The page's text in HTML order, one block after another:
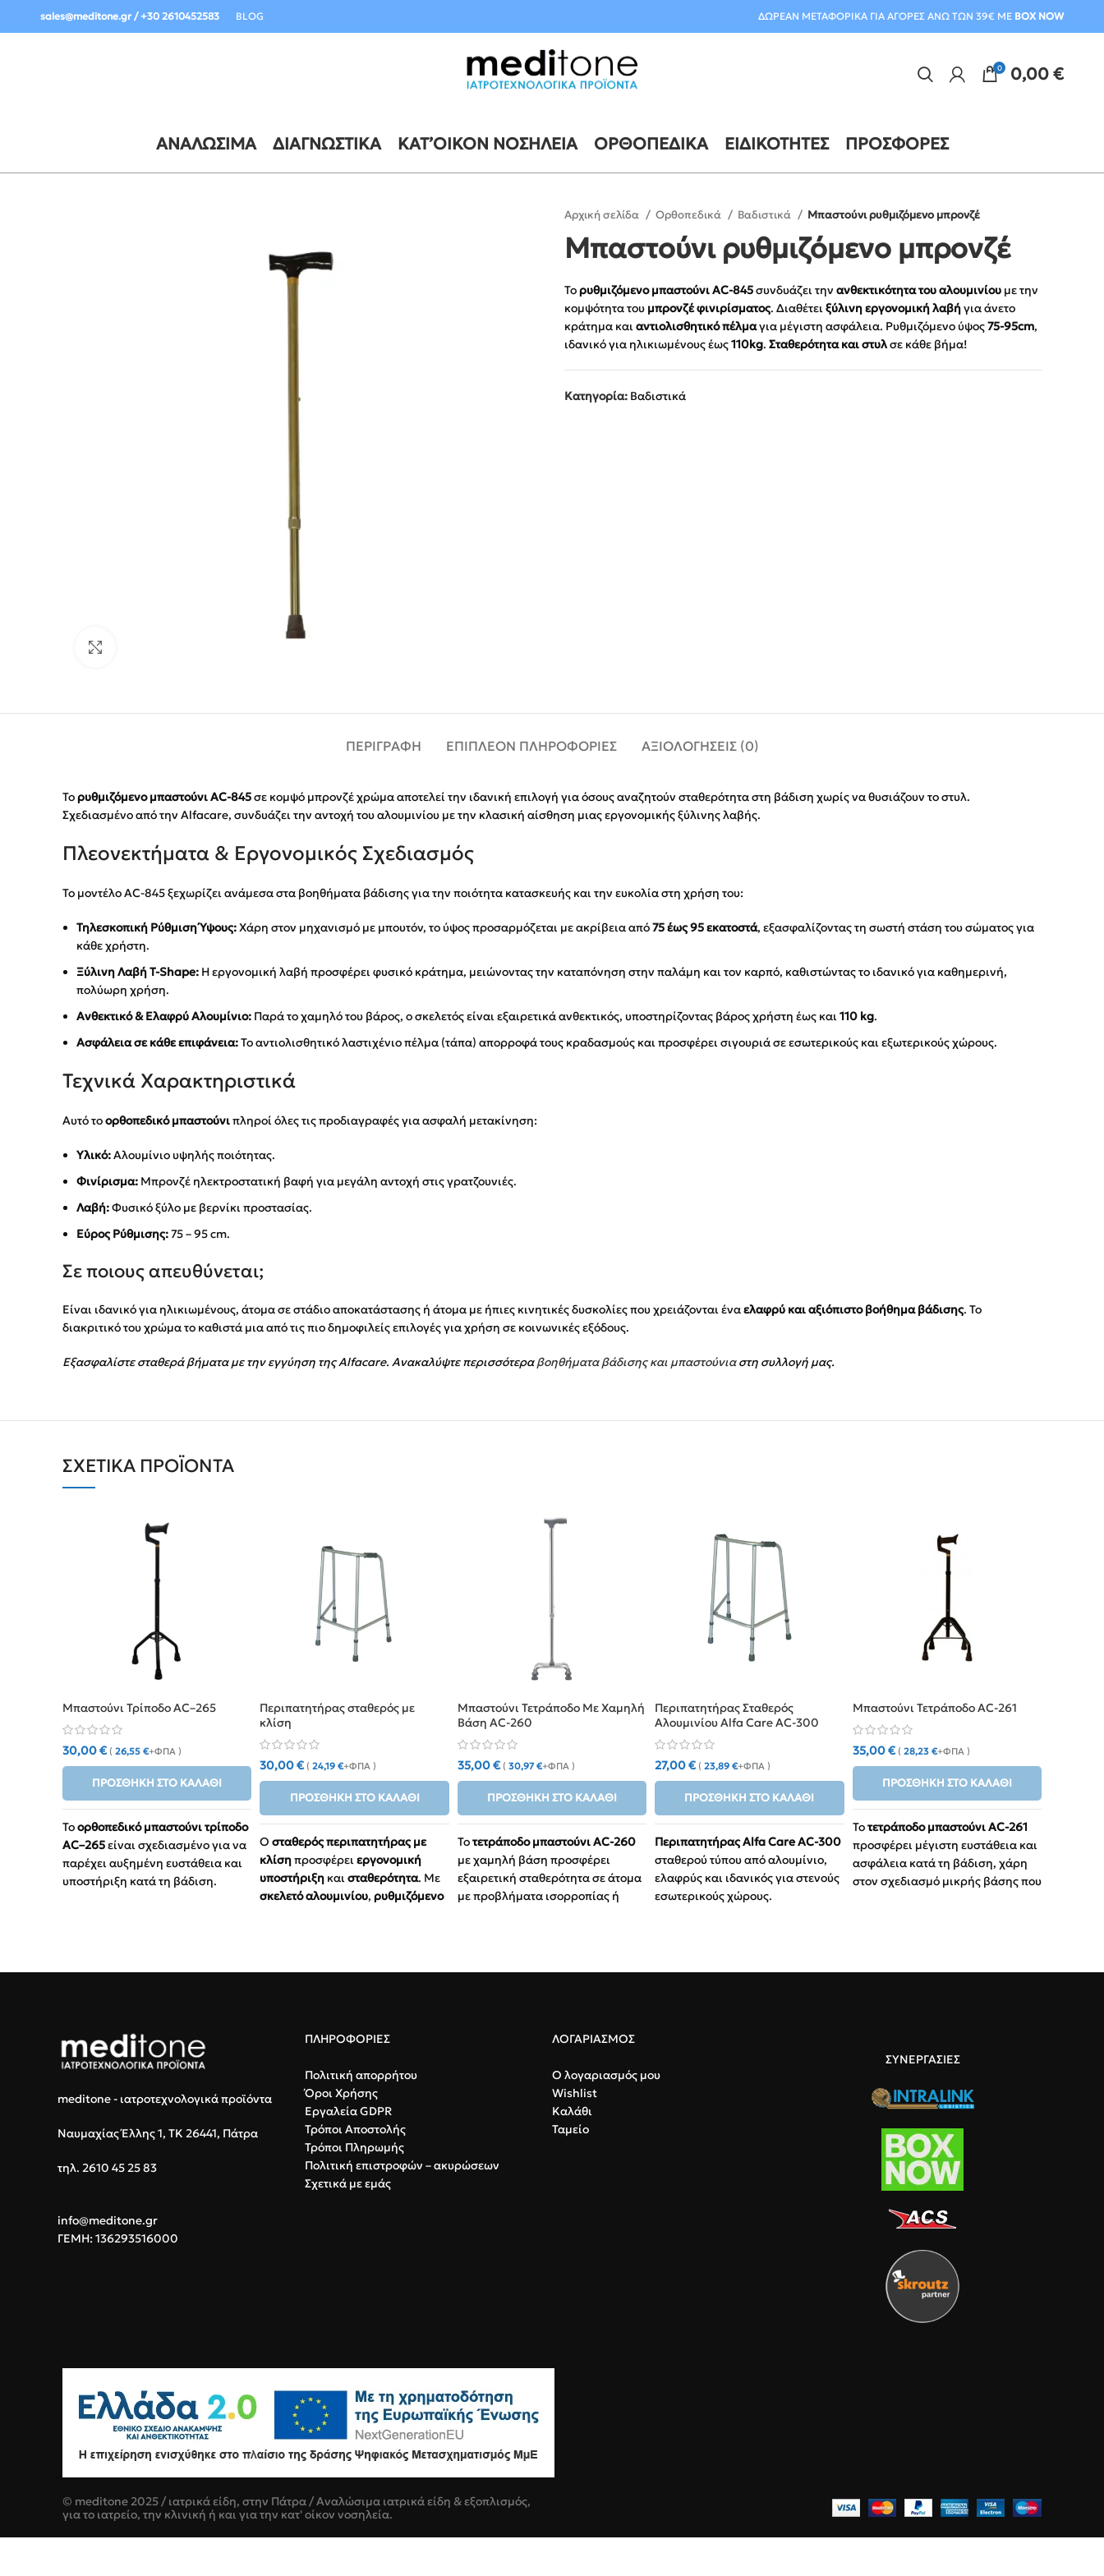
sales@meditone.gr / +30 2610452583 BLOG ΔΩΡΕΑΝ ΜΕΤΑΦΟΡΙΚΑ ΓΙΑ ΑΓΟΡΕΣ ΑΝΩ ΤΩΝ 39€ ΜΕ BOX NOW
0 0,00€
ΑΝΑΛΏΣΙΜΑ ΔΙΑΓΝΩΣΤΙΚΆ ΚΑΤ’ΟΊΚΟΝ ΝΟΣΗΛΕΊΑ ΟΡΘΟΠΕΔΙΚΆ ΕΙΔΙΚΌΤΗΤΕΣ ΠΡΟΣΦΟΡΈΣ
Αρχική σελίδα Ορθοπεδικά Βαδιστικά Μπαστούνι ρυθμιζόμενο μπρονζέ
Μπαστούνι ρυθμιζόμενο μπρονζέ
Τορυθμιζόμενο μπαστούνι AC-845συνδυάζει την ανθεκτικότητα του αλουμινίου με την
κομψότητα του μπρονζέ φινιρίσματος. Διαθέτειξύλινη εργονομική λαβήγια άνετο
κράτημα καιαντιολισθητικό πέλμαγια μέγιστη ασφάλεια. Ρυθμιζόμενο ύψος75-95cm,
ιδανικό για ηλικιωμένους έως110kg. Σταθερότητα και στυλσε κάθε βήμα!
Κατηγορία: Βαδιστικά
ΠΕΡΙΓΡΑΦΉ ΕΠΙΠΛΈΟΝ ΠΛΗΡΟΦΟΡΊΕΣ ΑΞΙΟΛΟΓΉΣΕΙΣ (0)
Τορυθμιζόμενο μπαστούνι AC-845σε κομψό μπρονζέ χρώμα αποτελεί την ιδανική επιλογή για όσους αναζητούν σταθερότητα στη βάδιση χωρίς να θυσιάζουν το στυλ.
Σχεδιασμένο από την Alfacare, συνδυάζει την αντοχή του αλουμινίου με την κλασική αίσθηση μιας εργονομικής ξύλινης λαβής.
Πλεονεκτήματα & Εργονομικός Σχεδιασμός
Το μοντέλο AC-845 ξεχωρίζει ανάμεσα στα βοηθήματα βάδισης για την ποιότητα κατασκευής και την ευκολία στη χρήση του:
Τηλεσκοπική Ρύθμιση Ύψους:Χάρη στον μηχανισμό με μπουτόν, το ύψος προσαρμόζεται με ακρίβεια από75 έως 95 εκατοστά, εξασφαλίζοντας τη σωστή στάση του σώματος για
κάθε χρήστη.
Ξύλινη Λαβή T-Shape: Η εργονομική λαβή προσφέρει φυσικό κράτημα, μειώνοντας την καταπόνηση στην παλάμη και τον καρπό, καθιστώντας το ιδανικό για καθημερινή,
πολύωρη χρήση.
Ανθεκτικό & Ελαφρύ Αλουμίνιο: Παρά το χαμηλό του βάρος, ο σκελετός είναι εξαιρετικά ανθεκτικός, υποστηρίζοντας βάρος χρήστη έως και110 kg.
Ασφάλεια σε κάθε επιφάνεια:Το αντιολισθητικό λαστιχένιο πέλμα (τάπα) απορροφά τους κραδασμούς και προσφέρει σιγουριά σε εσωτερικούς και εξωτερικούς χώρους.
Τεχνικά Χαρακτηριστικά
Αυτό τοορθοπεδικό μπαστούνιπληροί όλες τις προδιαγραφές για ασφαλή μετακίνηση:
Υλικό:Αλουμίνιο υψηλής ποιότητας.
Φινίρισμα: Μπρονζέ ηλεκτροστατική βαφή για μεγάλη αντοχή στις γρατζουνιές.
Λαβή:Φυσικό ξύλο με βερνίκι προστασίας.
Εύρος Ρύθμισης:75 – 95 cm.
Σε ποιους απευθύνεται;
Είναι ιδανικό για ηλικιωμένους, άτομα σε στάδιο αποκατάστασης ή άτομα με ήπιες κινητικές δυσκολίες που χρειάζονται έναελαφρύ και αξιόπιστο βοήθημα βάδισης. Το
διακριτικό του χρώμα το καθιστά μια από τις πιο δημοφιλείς επιλογές για χρήση σε κοινωνικές εξόδους.
Εξασφαλίστε σταθερά βήματα με την εγγύηση της Alfacare. Ανακαλύψτε περισσότεραβοηθήματα βάδισης και μπαστούνιαστη συλλογή μας.
ΣΧΕΤΙΚΆ ΠΡΟΪΌΝΤΑ
Μπαστούνι Τρίποδο AC–265
30,00€ ( 26,55 €+ΦΠΑ )
ΠΡΟΣΘΉΚΗ ΣΤΟ ΚΑΛΆΘΙ
Τοορθοπεδικό μπαστούνι τρίποδο
AC–265είναι σχεδιασμένο για να
παρέχει αυξημένη ευστάθεια και
υποστήριξη κατά τη βάδιση.
απόλυτη ασφάλεια.
Τύπος:Τρίποδο για μέγιστη
ισορροπία
Περιπατητήρας σταθερός με
κλίση
30,00€ (24,19€+ΦΠΑ )
ΠΡΟΣΘΉΚΗ ΣΤΟ ΚΑΛΆΘΙ
Οσταθερός περιπατητήρας με
κλίσηπροσφέρειεργονομική
υποστήριξη καισταθερότητα. Με
σκελετό αλουμινίου,ρυθμιζόμενο
Μπαστούνι Τετράποδο Με Χαμηλή
Βάση AC-260
35,00€ ( 30,97€+ΦΠΑ )
ΠΡΟΣΘΉΚΗ ΣΤΟ ΚΑΛΆΘΙ
Τοτετράποδο μπαστούνι AC-260
με χαμηλή βάση προσφέρει
εξαιρετική σταθερότητα σε άτομα
με προβλήματα ισορροπίας ή
προσαρμόζεται από 69 έως 89
Χαμηλό προφίλ
βάσης (15x20cm) για άνεση σε
στενούς χώρους.
100 kg.
Περιπατητήρας Σταθερός
Αλουμινίου Alfa Care AC-300
27,00€ (23,89€+ΦΠΑ )
ΠΡΟΣΘΉΚΗ ΣΤΟ ΚΑΛΆΘΙ
Περιπατητήρας Alfa Care AC-300
σταθερού τύπου από αλουμίνιο,
ελαφρύς και ιδανικός για στενούς
εσωτερικούς χώρους.
ύψος και ανατομικές λαβές.
Μπαστούνι Τετράποδο AC-261
35,00€ ( 28,23 €+ΦΠΑ )
ΠΡΟΣΘΉΚΗ ΣΤΟ ΚΑΛΆΘΙ
Τοτετράποδο μπαστούνι AC-261
προσφέρει μέγιστη ευστάθεια και
ασφάλεια κατά τη βάδιση, χάρη
στον σχεδιασμό μικρής βάσης που
εργονομική πλαστική λαβή,
95 cm για εξατομικευμένη
άνεση
Αντοχή:Μέγιστο βάρος χρήστη
έως 100 kg
meditone - ιατροτεχνολογικά προϊόντα
Ναυμαχίας Έλλης 1, ΤΚ 26441, Πάτρα
τηλ. 2610 45 25 83
info@meditone.gr
ΓΕΜΗ: 136293516000
ΠΛΗΡΟΦΟΡΙΕΣ
Πολιτική απορρήτου
Όροι Χρήσης
Εργαλεία GDPR
Τρόποι Αποστολής
Τρόποι Πληρωμής
Πολιτική επιστροφών – ακυρώσεων
Σχετικά με εμάς
ΛΟΓΑΡΙΑΣΜΟΣ
Ο λογαριασμός μου
Wishlist
Καλάθι
Ταμείο
ΣΥΝΕΡΓΑΣΙΕΣ
© meditone 2025 / ιατρικά είδη, στην Πάτρα / Αναλώσιμα ιατρικά είδη & εξοπλισμός,
για το ιατρείο, την κλινική ή και για την κατ' οίκον νοσηλεία.